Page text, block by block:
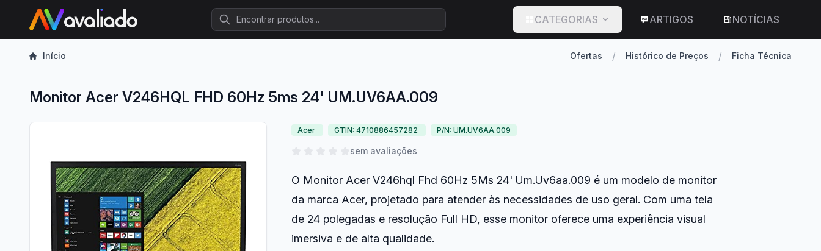
Procurar
CATEGORIAS ARTIGOS NOTÍCIAS
Início Ofertas / Histórico de Preços / Ficha Técnica
Monitor Acer V246HQL FHD 60Hz 5ms 24' UM.UV6AA.009
Acer GTIN: 4710886457282 P/N: UM.UV6AA.009
sem avaliações
O Monitor Acer V246hql Fhd 60Hz 5Ms 24' Um.Uv6aa.009 é um modelo de monitor
da marca Acer, projetado para atender às necessidades de uso geral. Com uma tela
de 24 polegadas e resolução Full HD, esse monitor oferece uma experiência visual
imersiva e de alta qualidade.